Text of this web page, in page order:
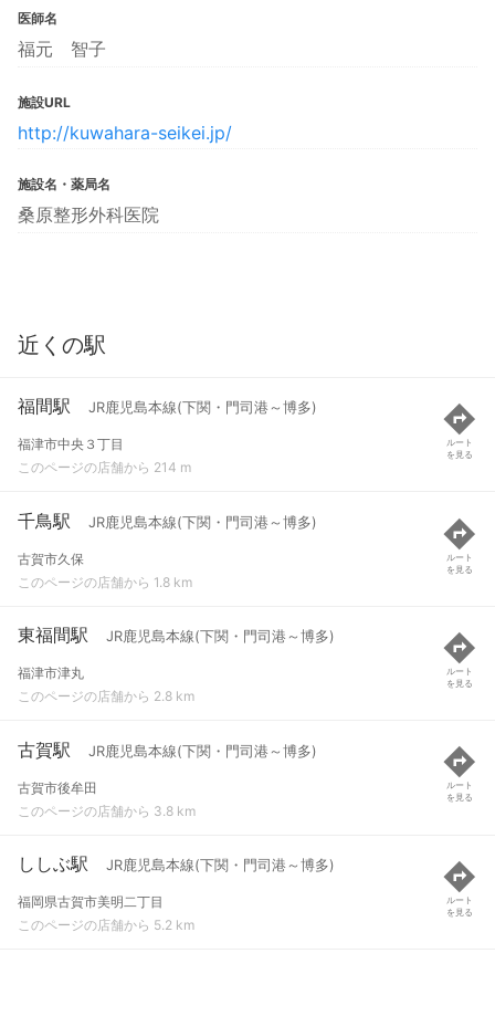
医師名
福元 智子
施設URL
http://kuwahara-seikei.jp/
施設名・薬局名
桑原整形外科医院
近くの駅
福間駅 JR鹿児島本線(下関・門司港～博多)
福津市中央３丁目
このページの店舗から 214 m
ルート
を見る
千鳥駅 JR鹿児島本線(下関・門司港～博多)
古賀市久保
このページの店舗から 1.8 km
ルート
を見る
東福間駅 JR鹿児島本線(下関・門司港～博多)
福津市津丸
このページの店舗から 2.8 km
ルート
を見る
古賀駅 JR鹿児島本線(下関・門司港～博多)
古賀市後牟田
このページの店舗から 3.8 km
ルート
を見る
ししぶ駅 JR鹿児島本線(下関・門司港～博多)
福岡県古賀市美明二丁目
このページの店舗から 5.2 km
ルート
を見る